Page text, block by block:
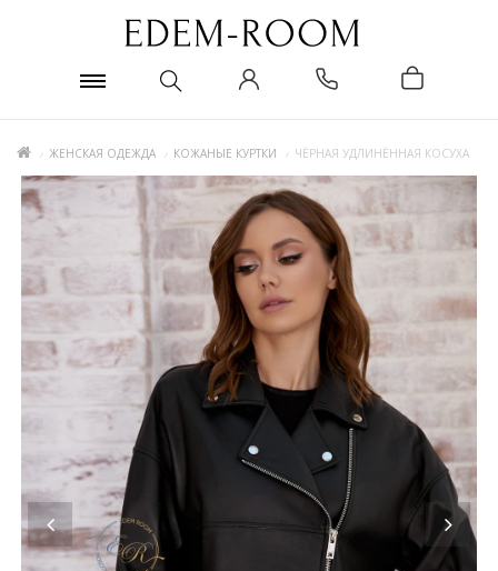
ЖЕНСКАЯ ОДЕЖДА КОЖАНЫЕ КУРТКИ ЧЁРНАЯ УДЛИНЁННАЯ КОСУХА